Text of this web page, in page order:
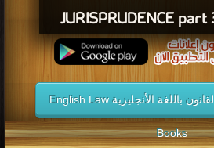
JURISPRUDENCE
أفضل الكتب في القانون باللغة الأنجليزية English Law
Books